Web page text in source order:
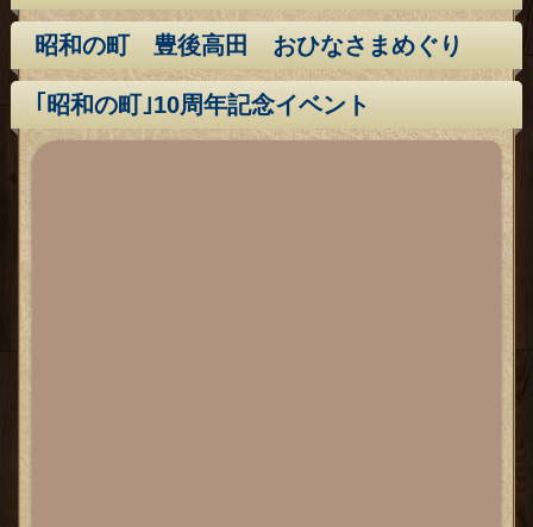
昭和の町 豊後高田 おひなさまめぐり
｢昭和の町｣10周年記念イベント